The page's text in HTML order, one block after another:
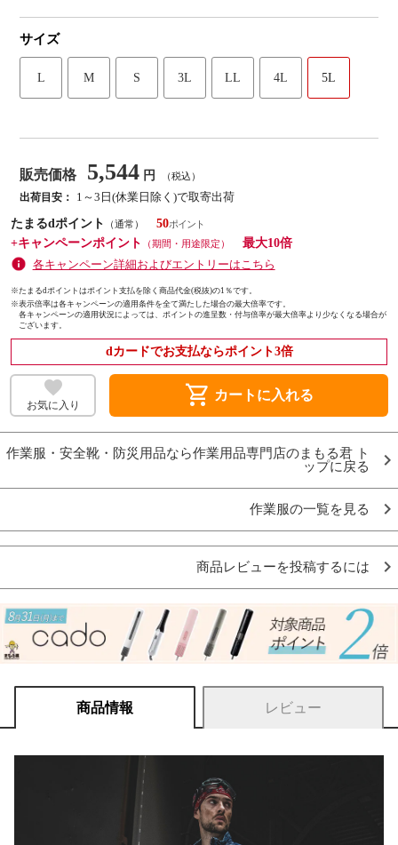
サイズ
L M S 3L LL 4L 5L
販売価格 5,544 円 （税込）
出荷目安：
1～3日(休業日除く)で取寄出荷
たまるdポイント
（通常）
50
+キャンペーンポイント
（期間・用途限定）
最大10倍
各キャンペーン詳細およびエントリーはこちら
※たまるdポイントはポイント支払を除く商品代金(税抜)の1％です。
※表示倍率は各キャンペーンの適用条件を全て満たした場合の最大倍率です。
各キャンペーンの適用状況によっては、ポイントの進呈数・付与倍率が最大倍率より少なくなる場合が
ございます。
dカードでお支払ならポイント3倍
お気に入り shopping_cart カートに入れる
作業服・安全靴・防災用品なら作業用品専門店のまもる君 ト
ップに戻る
作業服の一覧を見る
商品レビューを投稿するには
商品情報 レビュー